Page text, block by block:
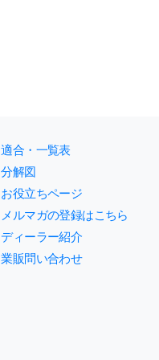
適合・一覧表
分解図
お役立ちページ
メルマガの登録はこちら
ディーラー紹介
業販問い合わせ